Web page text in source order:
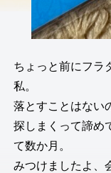
ちょっと前にフラ
私。
落とすことはない
探しまくって諦め
て数か月。
みつけましたよ、